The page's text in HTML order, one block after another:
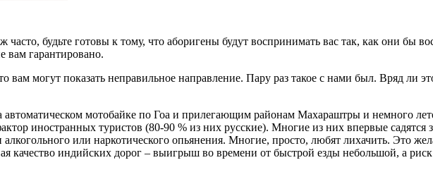
будьте готовы к тому, что аборигены будут воспринимать вас так, как они бы
вам гарантировано.
вам могут показать неправильное направление. Пару раз такое с нами был. Вряд ли
мотобайке по Гоа и прилегающим районам Махараштры и немного
иностранных туристов (80-90 % из них русские). Многие из них впервые садятся
или наркотического опьянения. Многие, просто, любят лихачить. Это
качество индийских дорог – выигрыш во времени от быстрой езды небольшой, а риск